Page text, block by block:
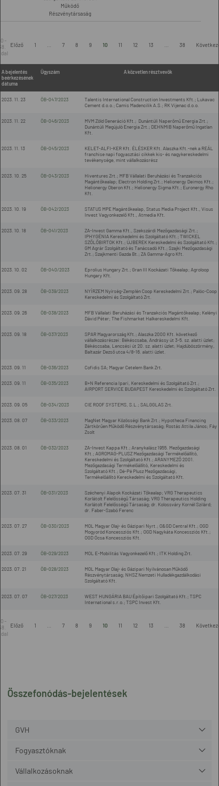
Összefonódás-bejelentések
GVH
Fogyasztóknak
Vállalkozásoknak
Működő
Részvénytársaság
-
Előző 1 7 8 9 10 11 12 13 38
A bejelentés
beérkezésének
dátuma
Ügyszám A közvetlen résztvevők
2023. 11. 23 ÖB-047/2023
Talentis International Construction Investments Kft.; Lukavac
Cement d.o.o.; Camis Madencilik A.S.; RK Vijenac d.o.o.
2023. 11. 22 ÖB-046/2023
MVM Zöld Generáció Kft.; Dunántúli Naperőmű Energia Zrt.;
Dunántúli Megújuló Energia Zrt.; DEHNMIB Naperőmű Ingatlan
Kft.
2023. 11. 13 ÖB-045/2023
KELET-ALFI-KER Kft. ÉLÉSKER Kft. Alaszka Kft.-nek a REÁL
franchise napi fogyasztási cikkek kis- és nagykereskedelmi
tevékenysége, mint vállalkozásrész
2023. 10. 25 ÖB-043/2023
Hiventures Zrt.; MFB Vállalati Beruházási és Tranzakciós
Magántőkealap; Electron Holding Zrt.; Helionergy Deimos Kft.;
Helionergy Oberon Kft.; Helionergy Sigma Kft.; Euronergy Rho
Kft.
2023. 10. 19 ÖB-042/2023
STATUS MPE Magántőkealap, Status Media Project Kft., Visus
Invest Vagyonkezelő Kft., Atmedia Kft.
2023. 10. 18 ÖB-041/2023
ZA-Invest Gamma Kft., Szekszárdi Mezőgazdasági Zrt.;
IPHYGÉNIA Kereskedelmi és Szolgáltató Kft.; TWICKEL
SZŐLŐBIRTOK Kft.; ÚJBEREK Kereskedelmi és Szolgáltató Kft.;
GM Agrár Szolgáltató és Tanácsadó Kft.; Szajki Mezőgazdasági
Zrt.; Szajkmenti Gazda Bt.; ZA Gamma-Agro Kft.
2023. 10. 02 ÖB-040/2023
Eprolius Hungary Zrt.; Gran III Kockázati Tőkealap; Agroloop
Hungary Kft.
2023. 09. 28 ÖB-039/2023
NYÍRZEM Nyírség-Zemplén Coop Kereskedelmi Zrt.; Palóc-Coop
Kereskedelmi és Szolgáltató Zrt.
2023. 09. 26 ÖB-038/2023
MFB Vállalati Beruházási és Tranzakciós Magántőkealap; Kelényi
Dávid Péter; The Fishmarket Halkereskedelmi Kft.
2023. 09. 18 ÖB-037/2023
SPAR Magyarország Kft.; Alaszka 2000 Kft. következő
vállalkozásrészei: Békéscsaba, Andrássy út 3-5. sz. alatti üzlet;
Békéscsaba, Lencsési út 20. sz. alatti üzlet; Hajdúböszörmény,
Baltazár Dezső utca 4/8-16. alatti üzlet.
2023. 09. 11 ÖB-036/2023 Cofidis SA; Magyar Cetelem Bank Zrt.
2023. 09. 11 ÖB-035/2023
B+N Referencia Ipari, Kereskedelmi és Szolgáltató Zrt.;
AIRPORT SERVICE BUDAPEST Kereskedelmi és Szolgáltató Zrt.
2023. 09. 05 ÖB-034/2023 CIE ROOF SYSTEMS, S.L.; SALGGLAS Zrt.
2023. 08. 07 ÖB-033/2023
MagNet Magyar Közösségi Bank Zrt.; Hypotheca Financing
Zártkörűen Működő Részvénytársaság; Rostás Attila János; Fáy
Zsolt
2023. 08. 01 ÖB-032/2023
ZA-Invest Kappa Kft.; Aranykalász 1955. Mezőgazdasági
Kft.; AGROMAG-PLUSZ Mezőgazdasági Termékelőállító,
Kereskedelmi és Szolgáltató Kft.; ARANYMEZŐ 2001.
Mezőgazdasági Termékelőállító, Kereskedelmi és
Szolgáltató Kft.; Dé-Pé Plusz Mezőgazdasági,
Termékelőállító Kereskedelmi és Szolgáltató Kft.
2023. 07. 31 ÖB-031/2023
Széchenyi Alapok Kockázati Tőkealap; VRG Therapeutics
Korlátolt Felelősségű Társaság; VRG Therapeutics Holding
Korlátolt Felelősségű Társaság; dr. Kolossváry Kornél Szilárd;
dr. Faber-Szabó Ferenc
2023. 07. 27 ÖB-030/2023
MOL Magyar Olaj- és Gázipari Nyrt.; O&GD Central Kft.; OGD
Mogyoród Koncessziós Kft.; OGD Nagykáta Koncessziós Kft.;
OGD Ócsa Koncessziós Kft.
2023. 07. 29 ÖB-029/2023 MOL E-Mobilitás Vagyonkezelő Kft.; ITK Holding Zrt.
2023. 07. 21 ÖB-028/2023
MOL Magyar Olaj- és Gázipari Nyilvánosan Működő
Részvénytársaság; NHSZ Nemzeti Hulladékgazdálkodási
Szolgáltató Kft.
2023. 07. 07 ÖB-027/2023
WEST HUNGÁRIA BAU Építőipari Szolgáltató Kft.; TSPC
International s.r.o.; TSPC Invest Kft.
-
Előző 1 7 8 9 10 11 12 13 38